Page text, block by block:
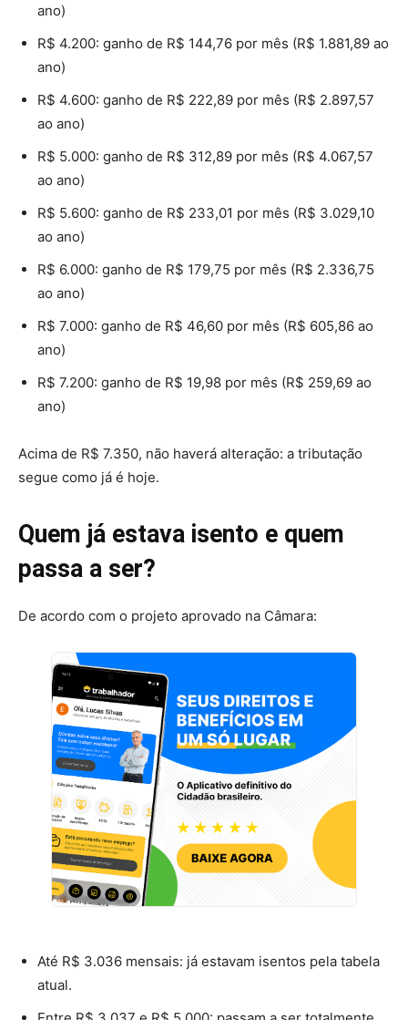
ano)
R$ 4.200: ganho de R$ 144,76 por mês (R$ 1.881,89 ao
ano)
R$ 4.600: ganho de R$ 222,89 por mês (R$ 2.897,57
ao ano)
R$ 5.000: ganho de R$ 312,89 por mês (R$ 4.067,57
ao ano)
R$ 5.600: ganho de R$ 233,01 por mês (R$ 3.029,10
ao ano)
R$ 6.000: ganho de R$ 179,75 por mês (R$ 2.336,75
ao ano)
R$ 7.000: ganho de R$ 46,60 por mês (R$ 605,86 ao
ano)
R$ 7.200: ganho de R$ 19,98 por mês (R$ 259,69 ao
ano)
Acima de R$ 7.350, não haverá alteração: a tributação
segue como já é hoje.
Quem já estava isento e quem
passa a ser?
De acordo com o projeto aprovado na Câmara:
Até R$ 3.036 mensais: já estavam isentos pela tabela
atual.